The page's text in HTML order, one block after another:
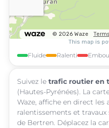
Fluide Ralenti
Suivez le trafic routier en
(Hautes-Pyrénées). La
Waze, affiche en direct les
ralentissements et travaux
de Bertren. Déplacez la